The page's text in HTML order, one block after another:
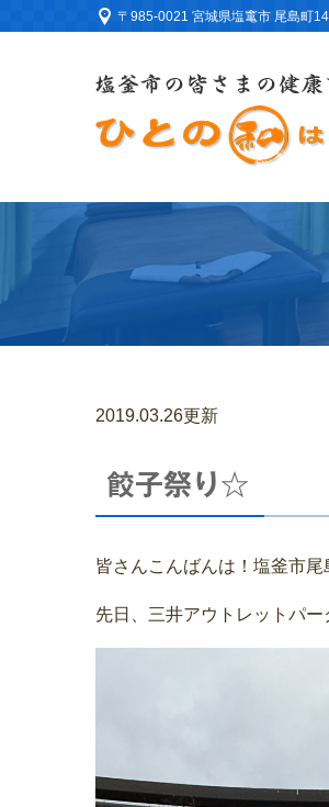
〒985-0021 宮城県塩竃市 尾島町
2019.03.26更新
餃子祭り☆
皆さんこんばんは！塩釜市
先日、三井アウトレットパ